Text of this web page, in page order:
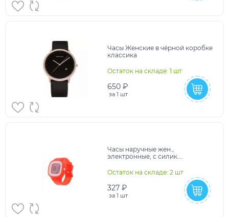
Часы Женские в чёрной коробке
классика
Остаток на складе: 1 шт
650 ₽
за 1 шт
Часы наручные жен.,
электронные, с силик.
закруг/углами,красные 839145
Остаток на складе: 2 шт
327 ₽
за 1 шт